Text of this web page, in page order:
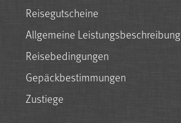
Reisegutscheine
Allgemeine Leistungsbeschreibung
Reisebedingungen
Gepäckbestimmungen
Zustiege